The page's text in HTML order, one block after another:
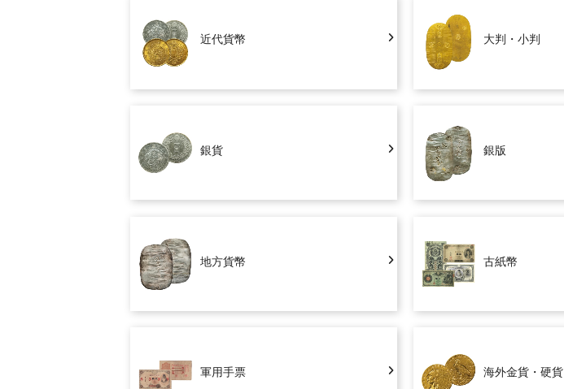
近代貨幣 大判・小判
銀貨 銀版
地方貨幣 古紙幣
軍用手票 海外金貨・硬貨